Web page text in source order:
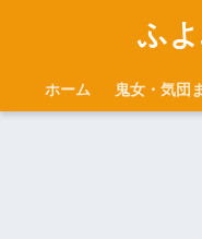
ふ
ホーム 鬼女・気団